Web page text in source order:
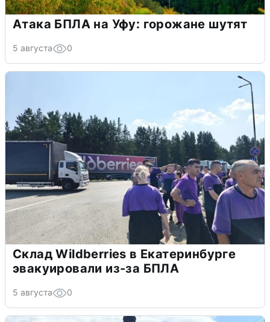
Атака БПЛА на Уфу: горожане шутят
5 августа 0
Склад Wildberries в Екатеринбурге
эвакуировали из-за БПЛА
5 августа 0